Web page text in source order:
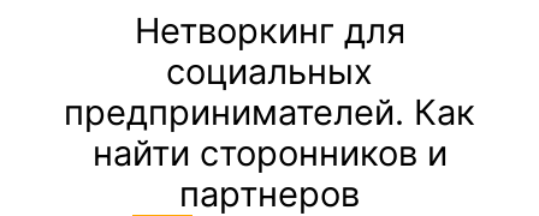
Нетворкинг для
социальных
предпринимателей. Как
найти сторонников и
партнеров